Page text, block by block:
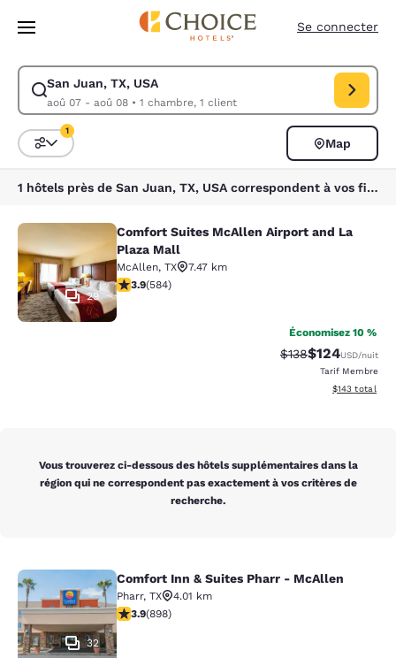
Sauter à Contenu Principal
Se connecter
San Juan, TX, USA
aoû 07 - aoû 08• 1 chambre, 1 client
Modifier la recherche pour San Juan, TX, USA. Date d’arrivée aoû 07,
Triez et filtrez
1
Map
1 hôtels près de San Juan, TX, USA correspondent à vos filtres
Comfort Suites McAllen Airport and
29
Comfort Suites McAllen Airport and La
Plaza Mall
McAllen, TX
7.47 km
3.94 étoiles. Bien. 584 commentaires
3.9(584)
Économisez 10 %
Tarif barré :
$138Tarif réduit :
$124USD/nuit
Tarif Membre
Afficher les
$143 total
Vous trouverez ci-dessous des hôtels supplémentaires dans la
région qui ne correspondent pas exactement à vos critères de
recherche.
Comfort Inn & Suites Pharr -
32
Comfort Inn & Suites Pharr - McAllen
Pharr, TX
4.01 km
3.92 étoiles. Bien. 898 commentaires
3.9(898)